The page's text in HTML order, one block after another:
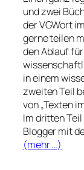
und zwei
der VGWort
gerne teilen
den Ablauf
in einem
zweiten Teil
von „Texten
Im dritten
Blogger mit
(mehr …)